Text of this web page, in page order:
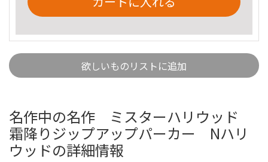
欲しいものリストに追加
名作中の名作 ミスターハリウッド
霜降りジップアップパーカー Nハリ
ウッドの詳細情報